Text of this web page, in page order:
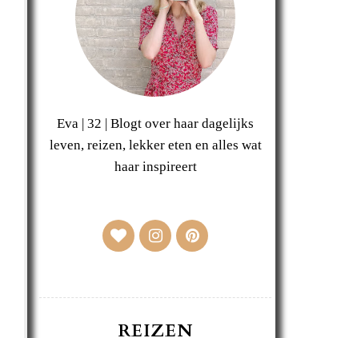
Eva | 32 | Blogt over haar dagelijks
leven, reizen, lekker eten en alles wat
haar inspireert
REIZEN